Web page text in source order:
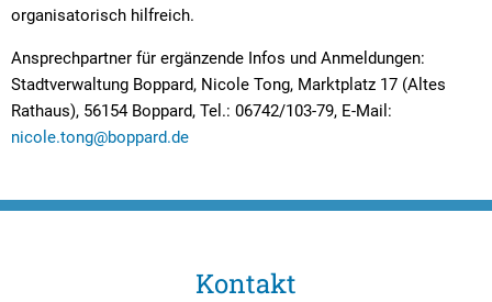
organisatorisch hilfreich.
Ansprechpartner für ergänzende Infos und Anmeldungen:
Stadtverwaltung Boppard, Nicole Tong, Marktplatz 17 (Altes
Rathaus), 56154 Boppard, Tel.: 06742/103-79, E-Mail:
nicole.tong@boppard.de
Kontakt